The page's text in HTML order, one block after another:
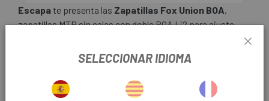
Escapate presenta las Zapatillas Fox Union BOA,
zapatillas MTB sin calas con doble BOA Li2 para ajuste
preciso y rápido. Suela Ultratac™ para agarre y durabilidad,
puntera reforzada y soporte de arco intercambiable.
exigentes
SELECCIONAR IDIOMA